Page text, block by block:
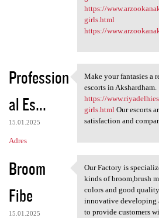
https://
girls.html
https://
Profession
al Es...
15.01.2025
Adres
Make your
Make your fantasies a
escorts in Akshardham.
https://
girls.htmlOur escorts
satisfaction and
Broom
Fibe
15.01.2025
Our Factory is
Our Factory is
kinds of broom,brush
colors and good
innovative developing
to provide customers